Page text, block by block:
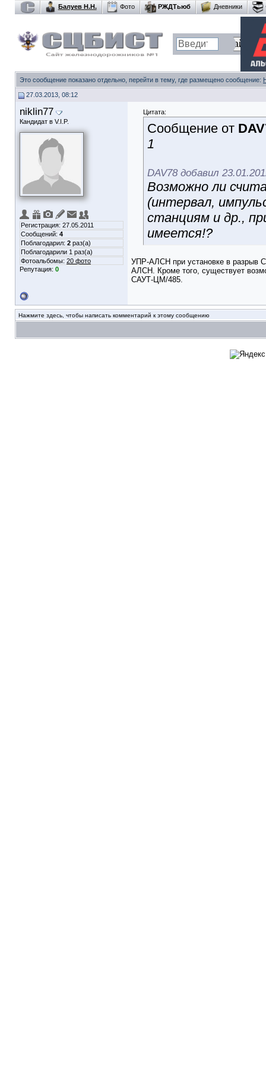
Балуев Н.Н. Фото РЖДТьюб Дневники
Это сообщение показано отдельно, перейти в тему, где размещено сообщение:
27.03.2013, 08:12
niklin77
Кандидат в V.I.P.
Регистрация: 27.05.2011
Сообщений: 4
Поблагодарил: 2 раз(а)
Поблагодарили 1 раз(а)
Фотоальбомы: 20 фото
Репутация: 0
Цитата:
Сообщение от
1
DAV78 добавил
Возможно ли
(интервал,
станциям и др.,
имеется!?
УПР-АЛСН при установке в разрыв
АЛСН. Кроме того, существует
САУТ-ЦМ/485.
Нажмите здесь, чтобы написать комментарий к этому сообщению